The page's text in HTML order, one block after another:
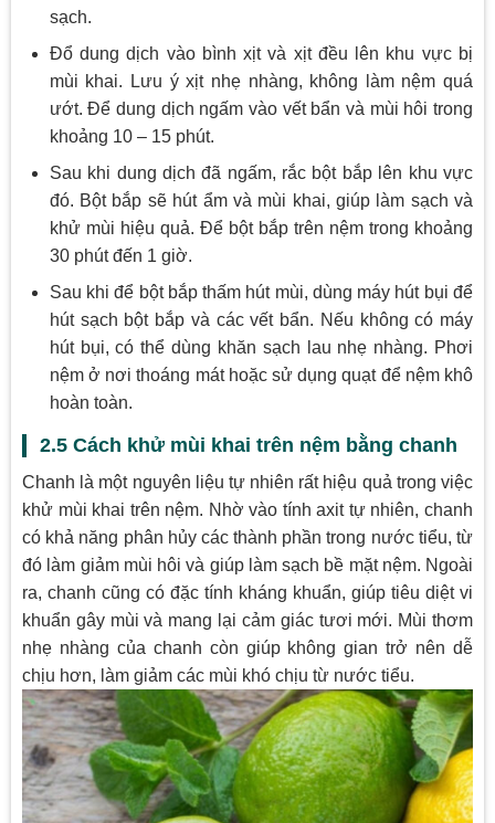
sạch.
Đổ dung dịch vào bình xịt và xịt đều lên khu vực bị
mùi khai. Lưu ý xịt nhẹ nhàng, không làm nệm quá
ướt. Để dung dịch ngấm vào vết bẩn và mùi hôi trong
khoảng 10 – 15 phút.
Sau khi dung dịch đã ngấm, rắc bột bắp lên khu vực
đó. Bột bắp sẽ hút ẩm và mùi khai, giúp làm sạch và
khử mùi hiệu quả. Để bột bắp trên nệm trong khoảng
30 phút đến 1 giờ.
Sau khi để bột bắp thấm hút mùi, dùng máy hút bụi để
hút sạch bột bắp và các vết bẩn. Nếu không có máy
hút bụi, có thể dùng khăn sạch lau nhẹ nhàng. Phơi
nệm ở nơi thoáng mát hoặc sử dụng quạt để nệm khô
hoàn toàn.
2.5 Cách khử mùi khai trên nệm bằng chanh
Chanh là một nguyên liệu tự nhiên rất hiệu quả trong việc
khử mùi khai trên nệm. Nhờ vào tính axit tự nhiên, chanh
có khả năng phân hủy các thành phần trong nước tiểu, từ
đó làm giảm mùi hôi và giúp làm sạch bề mặt nệm. Ngoài
ra, chanh cũng có đặc tính kháng khuẩn, giúp tiêu diệt vi
khuẩn gây mùi và mang lại cảm giác tươi mới. Mùi thơm
nhẹ nhàng của chanh còn giúp không gian trở nên dễ
chịu hơn, làm giảm các mùi khó chịu từ nước tiểu.